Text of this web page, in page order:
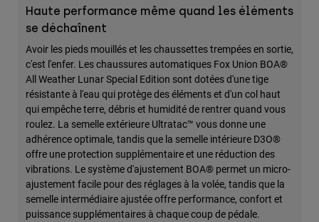
Haute performance même quand les éléments
se déchaînent
Avoir les pieds mouillés et les chaussettes trempées en sortie,
c'est l'enfer. Les chaussures automatiques Fox Union BOA®
All Weather Lunar Special Edition sont dotées d'une tige
résistante à l'eau qui protège des éléments et d'un col haut
qui empêche terre, débris et humidité de rentrer quand vous
roulez. La semelle extérieure Ultratac™ vous donne une
adhérence optimale, tandis que la semelle intérieure D3O®
offre une protection supplémentaire et une réduction des
vibrations. Le système d'ajustement BOA® permet un micro-
ajustement facile pour des réglages à la volée, tandis que la
semelle intermédiaire ajustée offre performance, confort et
puissance supplémentaires à chaque coup de pédale.